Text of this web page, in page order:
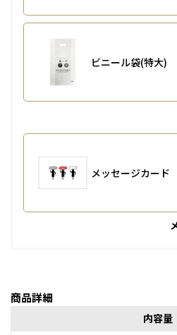
ビニール袋(特大)
メッセージカード
商品詳細
内容量